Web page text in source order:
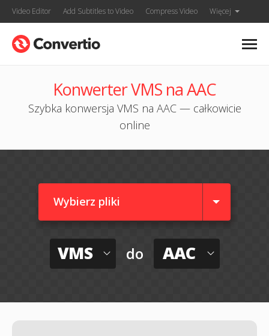
Video Editor Add Subtitles to Video Compress Video Więcej
Konwerter VMS na AAC
Szybka konwersja VMS na AAC — całkowicie
online
Wybierz pliki
VMS do AAC